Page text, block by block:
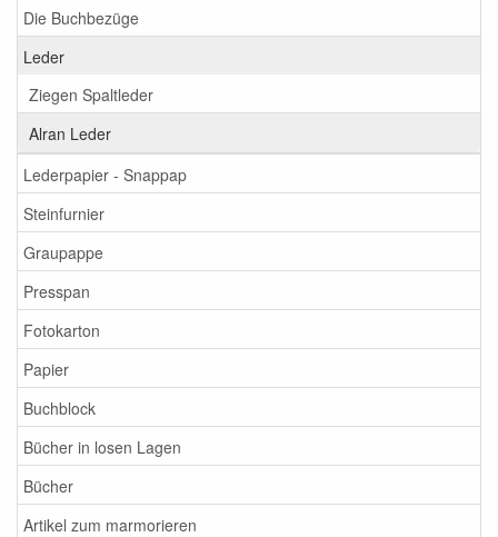
Die Buchbezüge
Leder
Ziegen Spaltleder
Alran Leder
Lederpapier - Snappap
Steinfurnier
Graupappe
Presspan
Fotokarton
Papier
Buchblock
Bücher in losen Lagen
Bücher
Artikel zum marmorieren